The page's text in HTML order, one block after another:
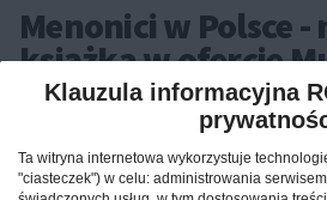
Menonici w Polsce -
książka w ofercie
Etnograficznego w
KUJAWSKO-POMORSKIE:
„Menonici w Polsce i Prusach w
Klauzula informacyjna
Ta witryna internetowa wykorzystuje
"ciasteczek") w celu: administrowania